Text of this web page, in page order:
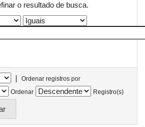
o resultado de busca.
|
Ordenar registros por
Ordenar
Registro(s)